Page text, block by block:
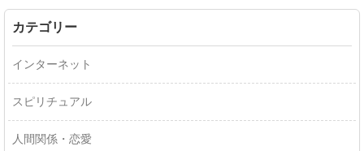
カテゴリー
インターネット
スピリチュアル
人間関係・恋愛